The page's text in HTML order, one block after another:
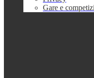
Gare e